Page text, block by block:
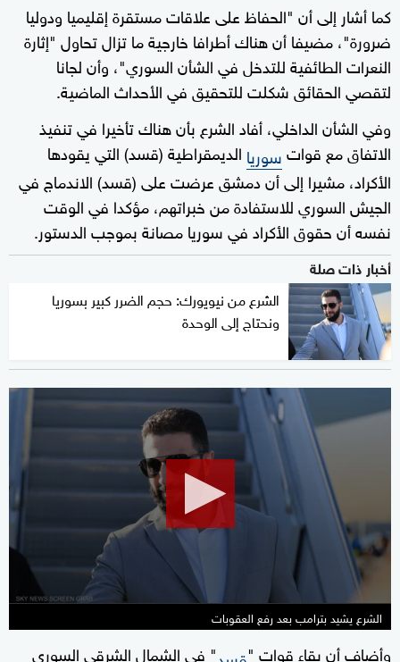
كما أشار إلى أن "الحفاظ على علاقات مستقرة إقليميا ودوليا
ضرورة"، مضيفا أن هناك أطرافا خارجية ما تزال تحاول "إثارة
النعرات الطائفية للتدخل في الشأن السوري"، وأن لجانا
لتقصي الحقائق شكلت للتحقيق في الأحداث الماضية.
وفي الشأن الداخلي، أفاد الشرع بأن هناك تأخيرا في تنفيذ
الاتفاق مع قواتسوريا الديمقراطية (قسد) التي يقودها
الأكراد، مشيرا إلى أن دمشق عرضت على (قسد) الاندماج في
الجيش السوري للاستفادة من خبراتهم، مؤكدا في الوقت
نفسه أن حقوق الأكراد في سوريا مصانة بموجب الدستور.
أخبار ذات صلة
الشرع من نيويورك: حجم الضرر كبير بسوريا
ونحتاج إلى الوحدة
minute,
59
الشرع يشيد بترامب بعد رفع العقوبات
وأضاف أن بقاء قوات "
" في الشمال الشرقي السوري